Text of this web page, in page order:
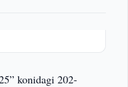
konidagi 202-